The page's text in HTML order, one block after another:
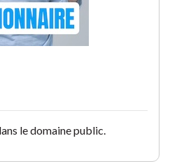
le domaine public.